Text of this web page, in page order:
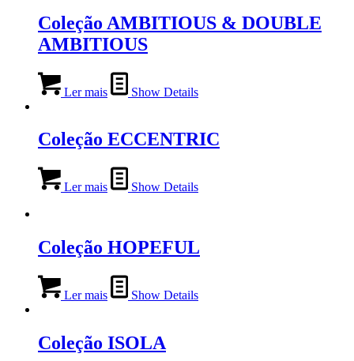
Coleção AMBITIOUS & DOUBLE
AMBITIOUS
Ler mais Show Details
Coleção ECCENTRIC
Ler mais Show Details
Coleção HOPEFUL
Ler mais Show Details
Coleção ISOLA